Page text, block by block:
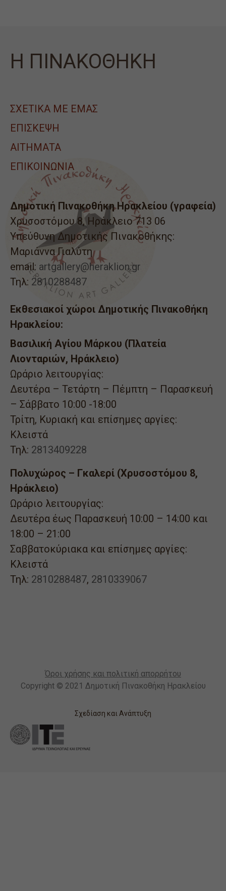
Η ΠΙΝΑΚΟΘΗΚΗ
ΣΧΕΤΙΚΑ ΜΕ ΕΜΑΣ
ΕΠΙΣΚΕΨΗ
ΑΙΤΉΜΑΤΑ
ΕΠΙΚΟΙΝΩΝΙΑ
Δημοτική Πινακοθήκη Ηρακλείου (γραφεία)
Χρυσοστόμου 8, Ηράκλειο 713 06
Υπεύθυνη Δημοτικής Πινακοθήκης:
Μαριάννα Γιαλύτη
email: artgallery@heraklion.gr
Τηλ: 2810288487
Εκθεσιακοί χώροι Δημοτικής Πινακοθήκη
Ηρακλείου:
Βασιλική Αγίου Μάρκου (Πλατεία
Λιονταριών, Ηράκλειο)
Ωράριο λειτουργίας:
Δευτέρα – Τετάρτη – Πέμπτη – Παρασκευή
– Σάββατο 10:00 -18:00
Τρίτη, Κυριακή και επίσημες αργίες:
Κλειστά
Τηλ: 2813409228
Πολυχώρος – Γκαλερί (Χρυσοστόμου 8,
Ηράκλειο)
Ωράριο λειτουργίας:
Δευτέρα έως Παρασκευή 10:00 – 14:00 και
18:00 – 21:00
Σαββατοκύριακα και επίσημες αργίες:
Κλειστά
Τηλ: 2810288487, 2810339067
Όροι χρήσης και πολιτική απορρήτου
Copyright © 2021 Δημοτική Πινακοθήκη Ηρακλείου
Σχεδίαση και Ανάπτυξη